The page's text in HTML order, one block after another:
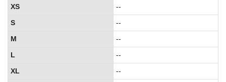
XS
--
S
--
M
--
L
--
XL
--